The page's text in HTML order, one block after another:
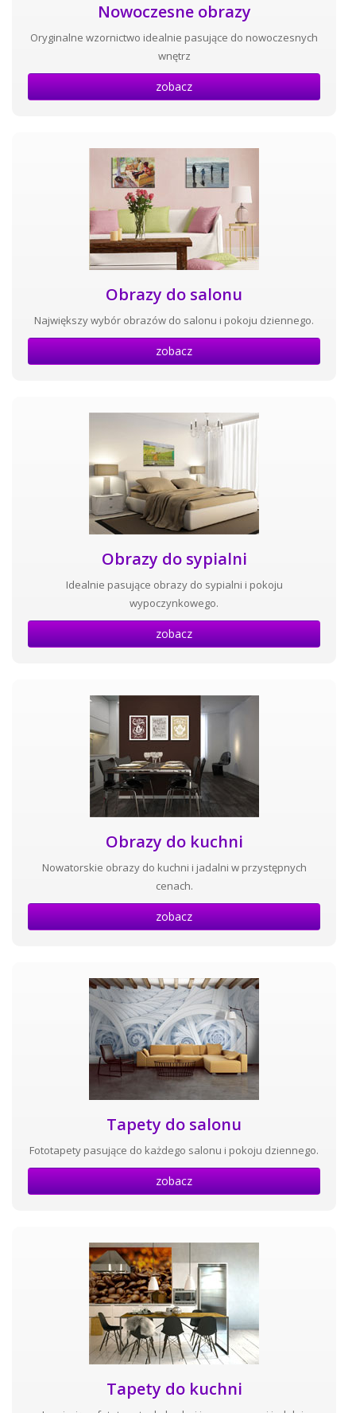
Nowoczesne obrazy
Oryginalne wzornictwo idealnie pasujące do nowoczesnych
wnętrz
zobacz
Obrazy do salonu
Największy wybór obrazów do salonu i pokoju dziennego.
zobacz
Obrazy do sypialni
Idealnie pasujące obrazy do sypialni i pokoju
wypoczynkowego.
zobacz
Obrazy do kuchni
Nowatorskie obrazy do kuchni i jadalni w przystępnych
cenach.
zobacz
Tapety do salonu
Fototapety pasujące do każdego salonu i pokoju dziennego.
zobacz
Tapety do kuchni